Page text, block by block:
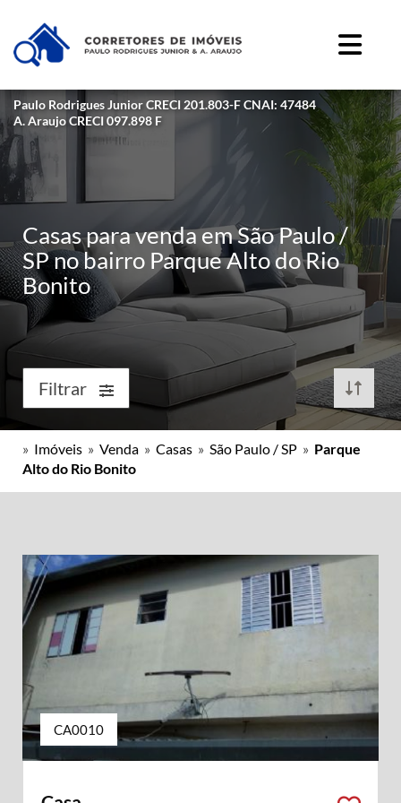
Paulo Rodrigues Junior CRECI 201.803-F CNAI: 47484
A. Araujo CRECI 097.898 F
Casas para venda em São Paulo /
SP no bairro Parque Alto do Rio
Bonito
Filtrar
» Imóveis » Venda » Casas » São Paulo / SP » Parque
Alto do Rio Bonito
CA0010